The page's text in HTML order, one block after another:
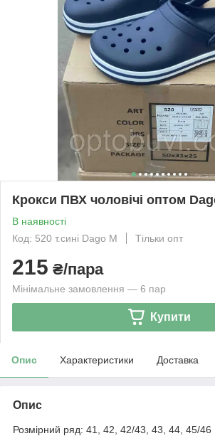
Крокси ПВХ чоловічі оптом
В наявності
Код: 520 т.сині Dago М
Тільки опт
215 ₴/пара
Мінімальне замовлення — 6 пар
Купити
Опис Характеристики Доставка
Опис
Розмірний ряд: 41, 42, 42/43, 43, 44, 45/46